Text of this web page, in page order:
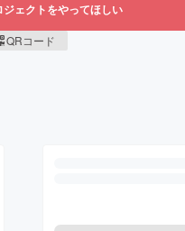
ジェクトをやってほしい
QRコード